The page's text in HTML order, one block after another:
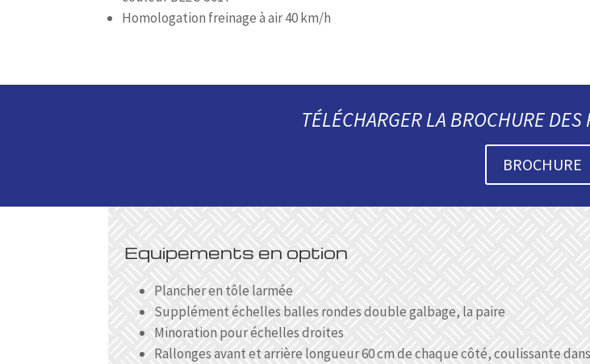
Homologation freinage à air 40 km/h
TÉLÉCHARGER LA BROCHURE DES
BROCHURE
Equipements en option
Plancher en tôle larmée
Supplément échelles balles rondes double galbage, la paire
Minoration pour échelles droites
Rallonges avant et arrière longueur 60 cm de chaque côté, coulissante